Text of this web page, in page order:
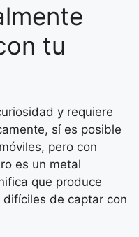
tu
y requiere
sí es posible
pero con
es un metal
que produce
de captar con